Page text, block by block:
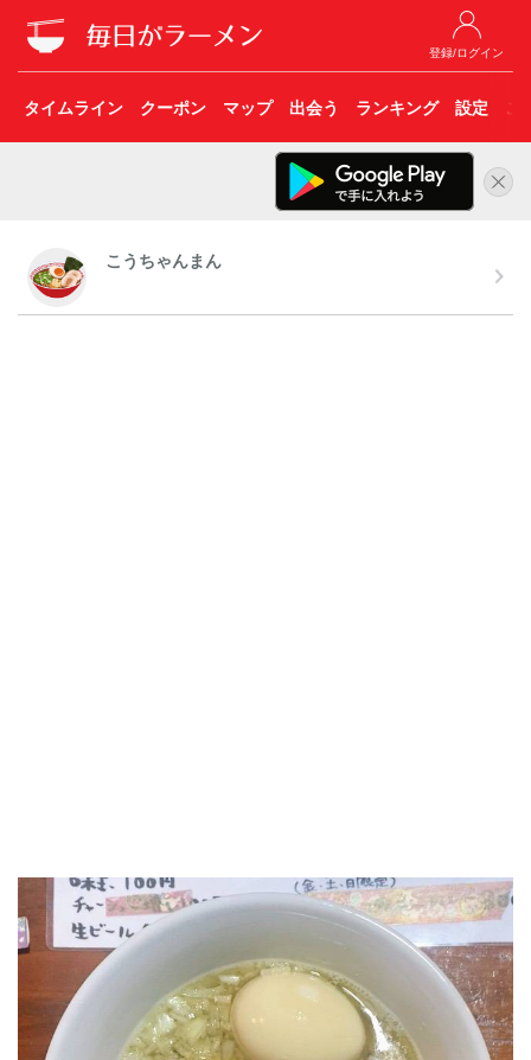
登録/ログイン
タイムライン クーポン マップ 出会う ランキング 設定 こ
こうちゃんまん